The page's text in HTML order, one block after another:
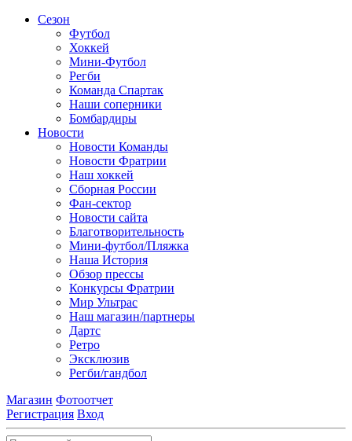
Сезон
Футбол
Хоккей
Мини-Футбол
Регби
Команда Спартак
Наши соперники
Бомбардиры
Новости
Новости Команды
Новости Фратрии
Наш хоккей
Сборная России
Фан-cектор
Новости сайта
Благотворительность
Мини-футбол/Пляжка
Наша История
Обзор прессы
Конкурсы Фратрии
Мир Ультрас
Наш магазин/партнеры
Дартс
Ретро
Эксклюзив
Регби/гандбол
Магазин Фотоотчет
Регистрация Вход